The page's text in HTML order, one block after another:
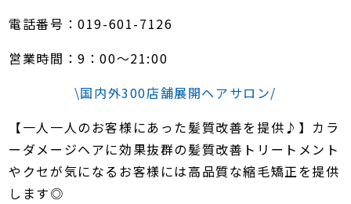
電話番号：019-601-7126
営業時間：9：00～21:00
\国内外300店舗展開ヘアサロン/
【一人一人のお客様にあった髪質改善を提供♪】カラ
ーダメージヘアに効果抜群の髪質改善トリートメント
やクセが気になるお客様には高品質な縮毛矯正を提供
します◎